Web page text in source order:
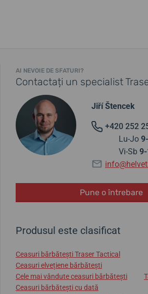
AI NEVOIE DE SFATURI?
Contactați un specialist
Jiří Štencek
+420 252
Lu-Jo
Vi-Sb
Pune o întrebare
Produsul este clasificat
Ceasuri bărbătești Traser Tactical
Ceasuri elvețiene bărbătești
Cele mai vândute ceasuri bărbătești
Ceasuri bărbătești cu dată